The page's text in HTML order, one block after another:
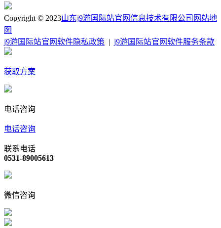
Copyright © 2023山东j9游国际站官网信息技术有限公司 网站地
图
j9游国际站官网软件隐私政策
j9游国际站官网软件服务条款
获取方案
电话咨询
电话咨询
联系电话
0531-89005613
微信咨询